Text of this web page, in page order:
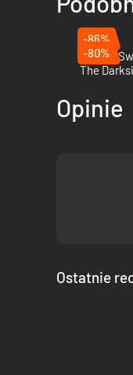
-86%
-80%
Opinie
Ostatnie